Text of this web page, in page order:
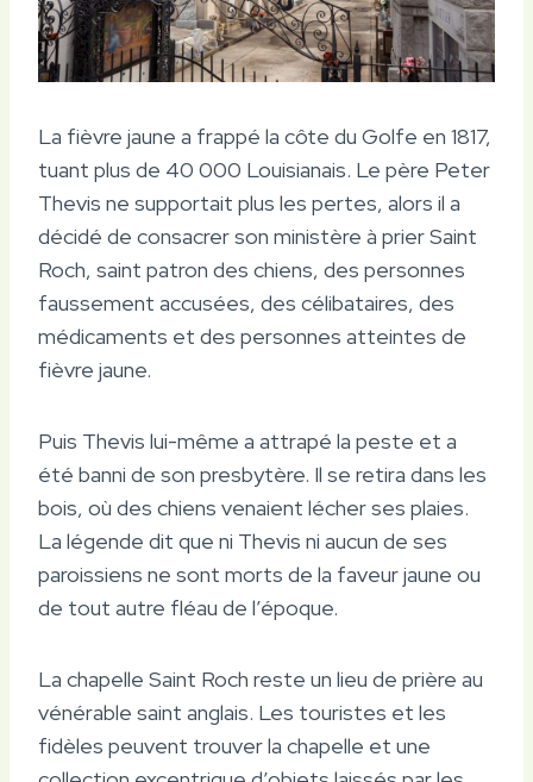
La fièvre jaune a frappé la côte du Golfe en 1817,
tuant plus de 40 000 Louisianais. Le père Peter
Thevis ne supportait plus les pertes, alors il a
décidé de consacrer son ministère à prier Saint
Roch, saint patron des chiens, des personnes
faussement accusées, des célibataires, des
médicaments et des personnes atteintes de
fièvre jaune.
Puis Thevis lui-même a attrapé la peste et a
été banni de son presbytère. Il se retira dans les
bois, où des chiens venaient lécher ses plaies.
La légende dit que ni Thevis ni aucun de ses
paroissiens ne sont morts de la faveur jaune ou
de tout autre fléau de l’époque.
La chapelle Saint Roch reste un lieu de prière au
vénérable saint anglais. Les touristes et les
fidèles peuvent trouver la chapelle et une